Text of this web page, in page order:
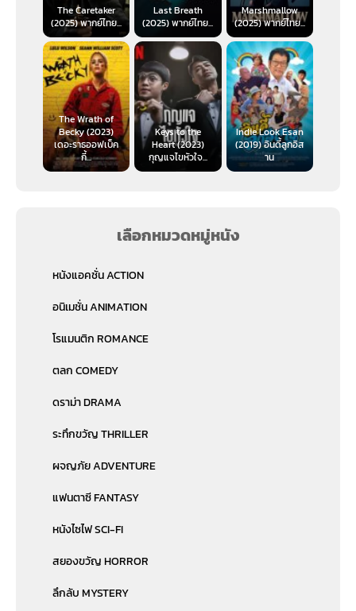
The Caretaker
(2025) พากย์ไทย...
Last Breath
(2025) พากย์ไทย...
Marshmallow
(2025) พากย์ไทย...
The Wrath of
Becky (2023)
เดอะราธออฟเบ็ค
กี้...
Keys to the
Heart (2023)
กุญแจไขหัวใจ...
Indie Look Esan
(2019) อินดี้ลูกอิส
าน
เลือกหมวดหมู่หนัง
หนังแอคชั่น ACTION
อนิเมชั่น ANIMATION
โรแมนติก ROMANCE
ตลก COMEDY
ดราม่า DRAMA
ระทึกขวัญ THRILLER
ผจญภัย ADVENTURE
แฟนตาซี FANTASY
หนังไซไฟ SCI-FI
สยองขวัญ HORROR
ลึกลับ MYSTERY